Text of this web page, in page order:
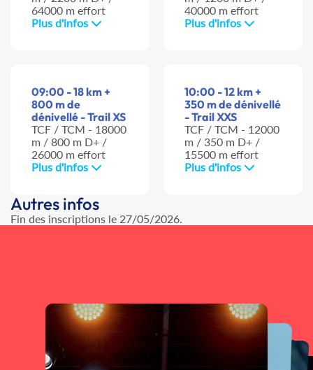
64000 m effort
Plus d'infos
40000 m effort
Plus d'infos
09:00 - 18 km +
800 m de
dénivellé - Trail XS
TCF / TCM - 18000
m / 800 m D+ /
26000 m effort
Plus d'infos
10:00 - 12 km +
350 m de dénivellé
- Trail XXS
TCF / TCM - 12000
m / 350 m D+ /
15500 m effort
Plus d'infos
Autres infos
Fin des inscriptions le 27/05/2026.